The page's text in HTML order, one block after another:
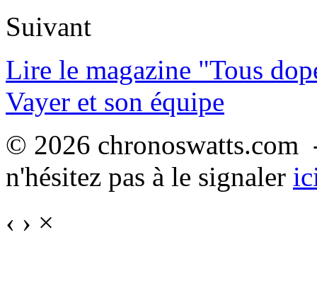
Suivant
Lire le magazine "Tous
Vayer et son équipe
© 2026
n'hésitez pas à le signaler
‹ › ×